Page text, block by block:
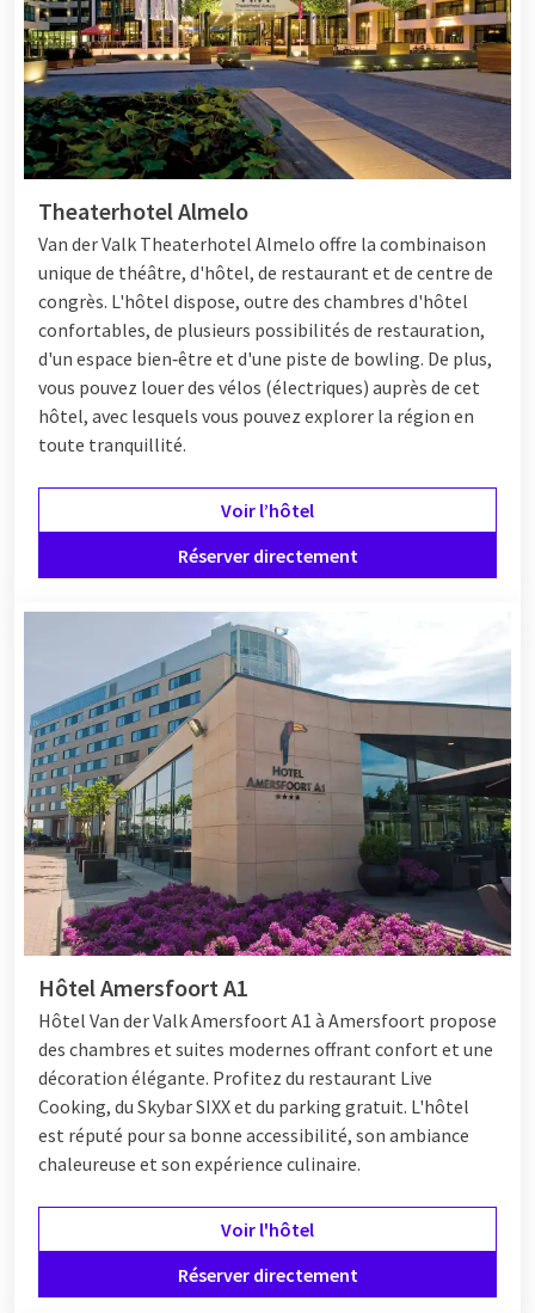
une escape room. Il y a suffisamment d'options de
divertissement pour créer des souvenirs durables ensemble !
Profiter de la cuisine
Installez-vous confortablement au bar de l'hôtel après une
journée chargée pour discuter et passer en revue la journée.
Certains hôtels disposent même d'un skybar offrant une vue
fantastique sur la ville ! Faites plaisir à vos papilles dans le
restaurant et savourez de véritables classiques de Valk ou des
surprises culinaires avec votre groupe de 4 personnes. Ou
optez pour leLive Cookingbuffet, où différents plats sont
préparés à la minute pour vous.
Souhaitez-vous profiter d'un week-end tout compris avec 4
personnes? Vous pouvez choisir parmi une large gamme de
forfaits inclusifslocation de vélosou une visite dans un parc
d'attractions. Ainsi, tout est organisé pour vous et il ne vous
reste plus qu'à profiter !
Theaterhotel Almelo
Van der Valk Theaterhotel Almelo offre la combinaison
unique de théâtre, d'hôtel, de restaurant et de centre de
congrès. L'hôtel dispose, outre des chambres d'hôtel
confortables, de plusieurs possibilités de restauration,
d'un espace bien‑être et d'une piste de bowling. De plus,
vous pouvez louer des vélos (électriques) auprès de cet
hôtel, avec lesquels vous pouvez explorer la région en
toute tranquillité.
Voir l’hôtel
Réserver directement
Hôtel Amersfoort A1
Hôtel Van der Valk Amersfoort A1 à Amersfoort propose
des chambres et suites modernes offrant confort et une
décoration élégante. Profitez du restaurant Live
Cooking, du Skybar SIXX et du parking gratuit. L'hôtel
est réputé pour sa bonne accessibilité, son ambiance
chaleureuse et son expérience culinaire.
Voir l'hôtel
Réserver directement